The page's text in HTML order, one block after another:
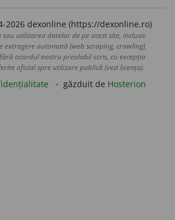
2026 dexonline (https://dexonline.ro)
utilizarea datelor de pe acest site, inclusiv
extragere automată (web scraping, crawling),
acordul nostru prealabil scris, cu excepția
oficial spre utilizare publică (vezi licența).
găzduit de Hosterion